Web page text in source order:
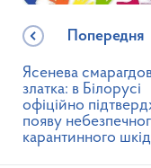
Попередня
Ясенева
златка: в Білорусі
офіційно
появу
карантинного